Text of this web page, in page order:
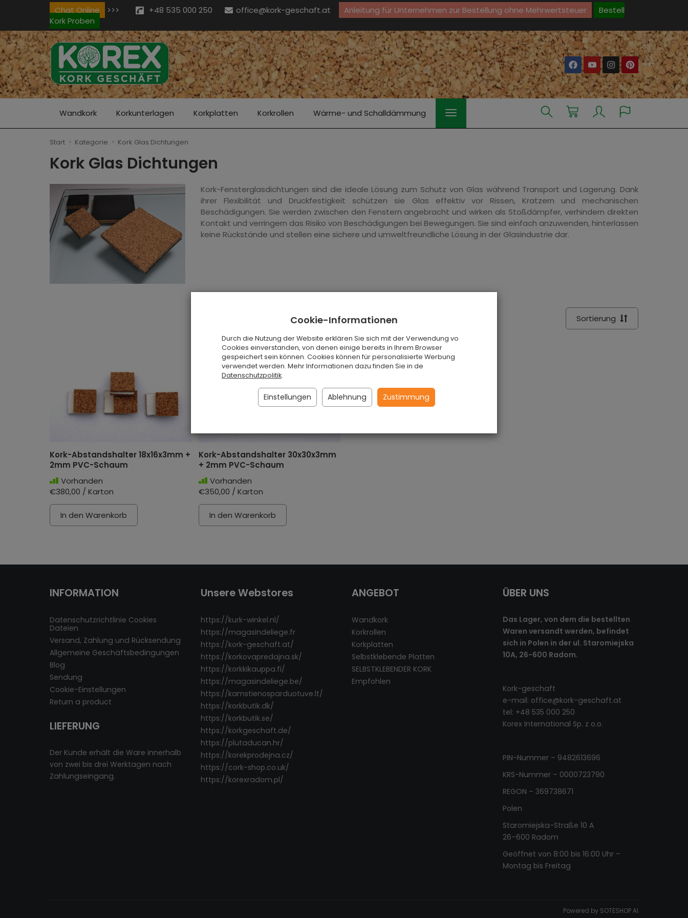
Chat Online >>> +48 535 000 250 office@kork-geschaft.at Anleitung für Unternehmen zur Bestellung ohne Mehrwertsteuer
Bestell
Kork Proben
Wandkork Korkunterlagen Korkplatten Korkrollen Wärme- und Schalldämmung
Start Kategorie Kork Glas Dichtungen
Kork Glas Dichtungen
Kork-Fensterglasdichtungen sind die ideale Lösung zum Schutz von Glas während Transport und Lagerung. Dank
ihrer Flexibilität und Druckfestigkeit schützen sie Glas effektiv vor Rissen, Kratzern und mechanischen
Beschädigungen. Sie werden zwischen den Fenstern angebracht und wirken als Stoßdämpfer, verhindern direkten
Kontakt und verringern das Risiko von Beschädigungen bei Bewegungen. Sie sind einfach anzuwenden, hinterlassen
keine Rückstände und stellen eine sichere und umweltfreundliche Lösung in der Glasindustrie dar.
Sortierung
Kork-Abstandshalter 18x16x3mm +
2mm PVC-Schaum
Vorhanden
€380,00 / Karton
In den Warenkorb
Kork-Abstandshalter 30x30x3mm
+ 2mm PVC-Schaum
Vorhanden
€350,00 / Karton
In den Warenkorb
INFORMATION
Datenschutzrichtlinie Cookies
Dateien
Versand, Zahlung und Rücksendung
Allgemeine Geschäftsbedingungen
Blog
Sendung
Cookie-Einstellungen
Return a product
LIEFERUNG
Der Kunde erhält die Ware innerhalb
von zwei bis drei Werktagen nach
Zahlungseingang.
Unsere Webstores
https://kurk-winkel.nl/
https://magasindeliege.fr
https://kork-geschaft.at/
https://korkovapredajna.sk/
https://korkkikauppa.fi/
https://magasindeliege.be/
https://kamstienosparduotuve.lt/
https://korkbutik.dk/
https://korkbutik.se/
https://korkgeschaft.de/
https://plutaducan.hr/
https://korekprodejna.cz/
https://cork-shop.co.uk/
https://korexradom.pl/
ANGEBOT
Wandkork
Korkrollen
Korkplatten
Selbstklebende Platten
SELBSTKLEBENDER KORK
Empfohlen
ÜBER UNS
Das Lager, von dem die bestellten
Waren versandt werden, befindet
sich in Polen in der ul. Staromiejska
10A, 26-600 Radom.
Kork-geschaft
e-mail: office@kork-geschaft.at
tel: +48 535 000 250
Korex International Sp. z o.o.
PIN-Nummer – 9482613696
KRS-Nummer – 0000723790
REGON – 369738671
Polen
Staromiejska-Straße 10 A
26–600 Radom
Geöffnet von 8:00 bis 16:00 Uhr –
Montag bis Freitag
Powered by SOTESHOP AI
Cookie-Informationen
Durch die Nutzung der Website erklären Sie sich mit der Verwendung vo
Cookies einverstanden, von denen einige bereits in Ihrem Browser
gespeichert sein können. Cookies können für personalisierte Werbung
verwendet werden. Mehr Informationen dazu finden Sie in de
Datenschutzpolitik.
Einstellungen Ablehnung Zustimmung